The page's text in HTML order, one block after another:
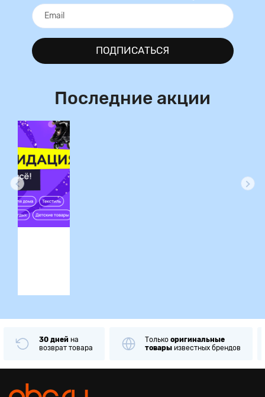
ПОДПИСАТЬСЯ
Последние акции
Толькооригинальные
товарыизвестных брендов
Примеркаи
при получении